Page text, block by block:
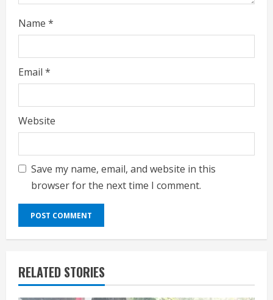
Name *
Email *
Website
Save my name, email, and website in this
browser for the next time I comment.
RELATED STORIES